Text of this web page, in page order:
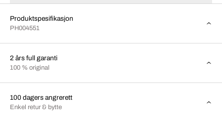
Produktspesifikasjon
PH004551
2 års full garanti
100 % original
100 dagers angrerett
Enkel retur & bytte